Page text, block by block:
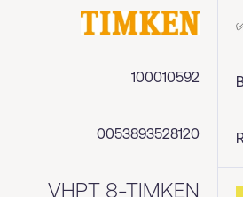
100010592
0053893528120
VHPT 8-TIMKEN